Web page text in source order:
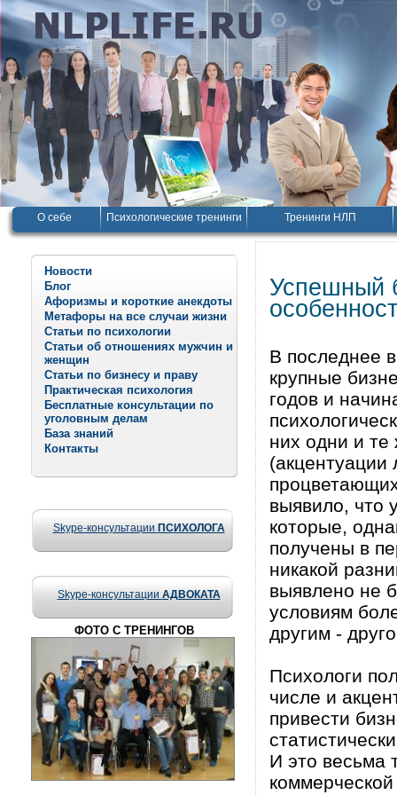
О себе Психологические тренинги Тренинги НЛП
Новости
Блог
Афоризмы и короткие анекдоты
Метафоры на все случаи жизни
Статьи по психологии
Статьи об отношениях мужчин и
женщин
Статьи по бизнесу и праву
Практическая психология
Бесплатные консультации по
уголовным делам
База знаний
Контакты
Skype-консультации ПСИХОЛОГА
Skype-консультации АДВОКАТА
ФОТО С ТРЕНИНГОВ
Успешный
В последнее
крупные
годов и
них одни и
выявило, что
которые,
получены в
никакой
выявлено не
условиям
другим -
Психологи
числе и
привести
И это весьма